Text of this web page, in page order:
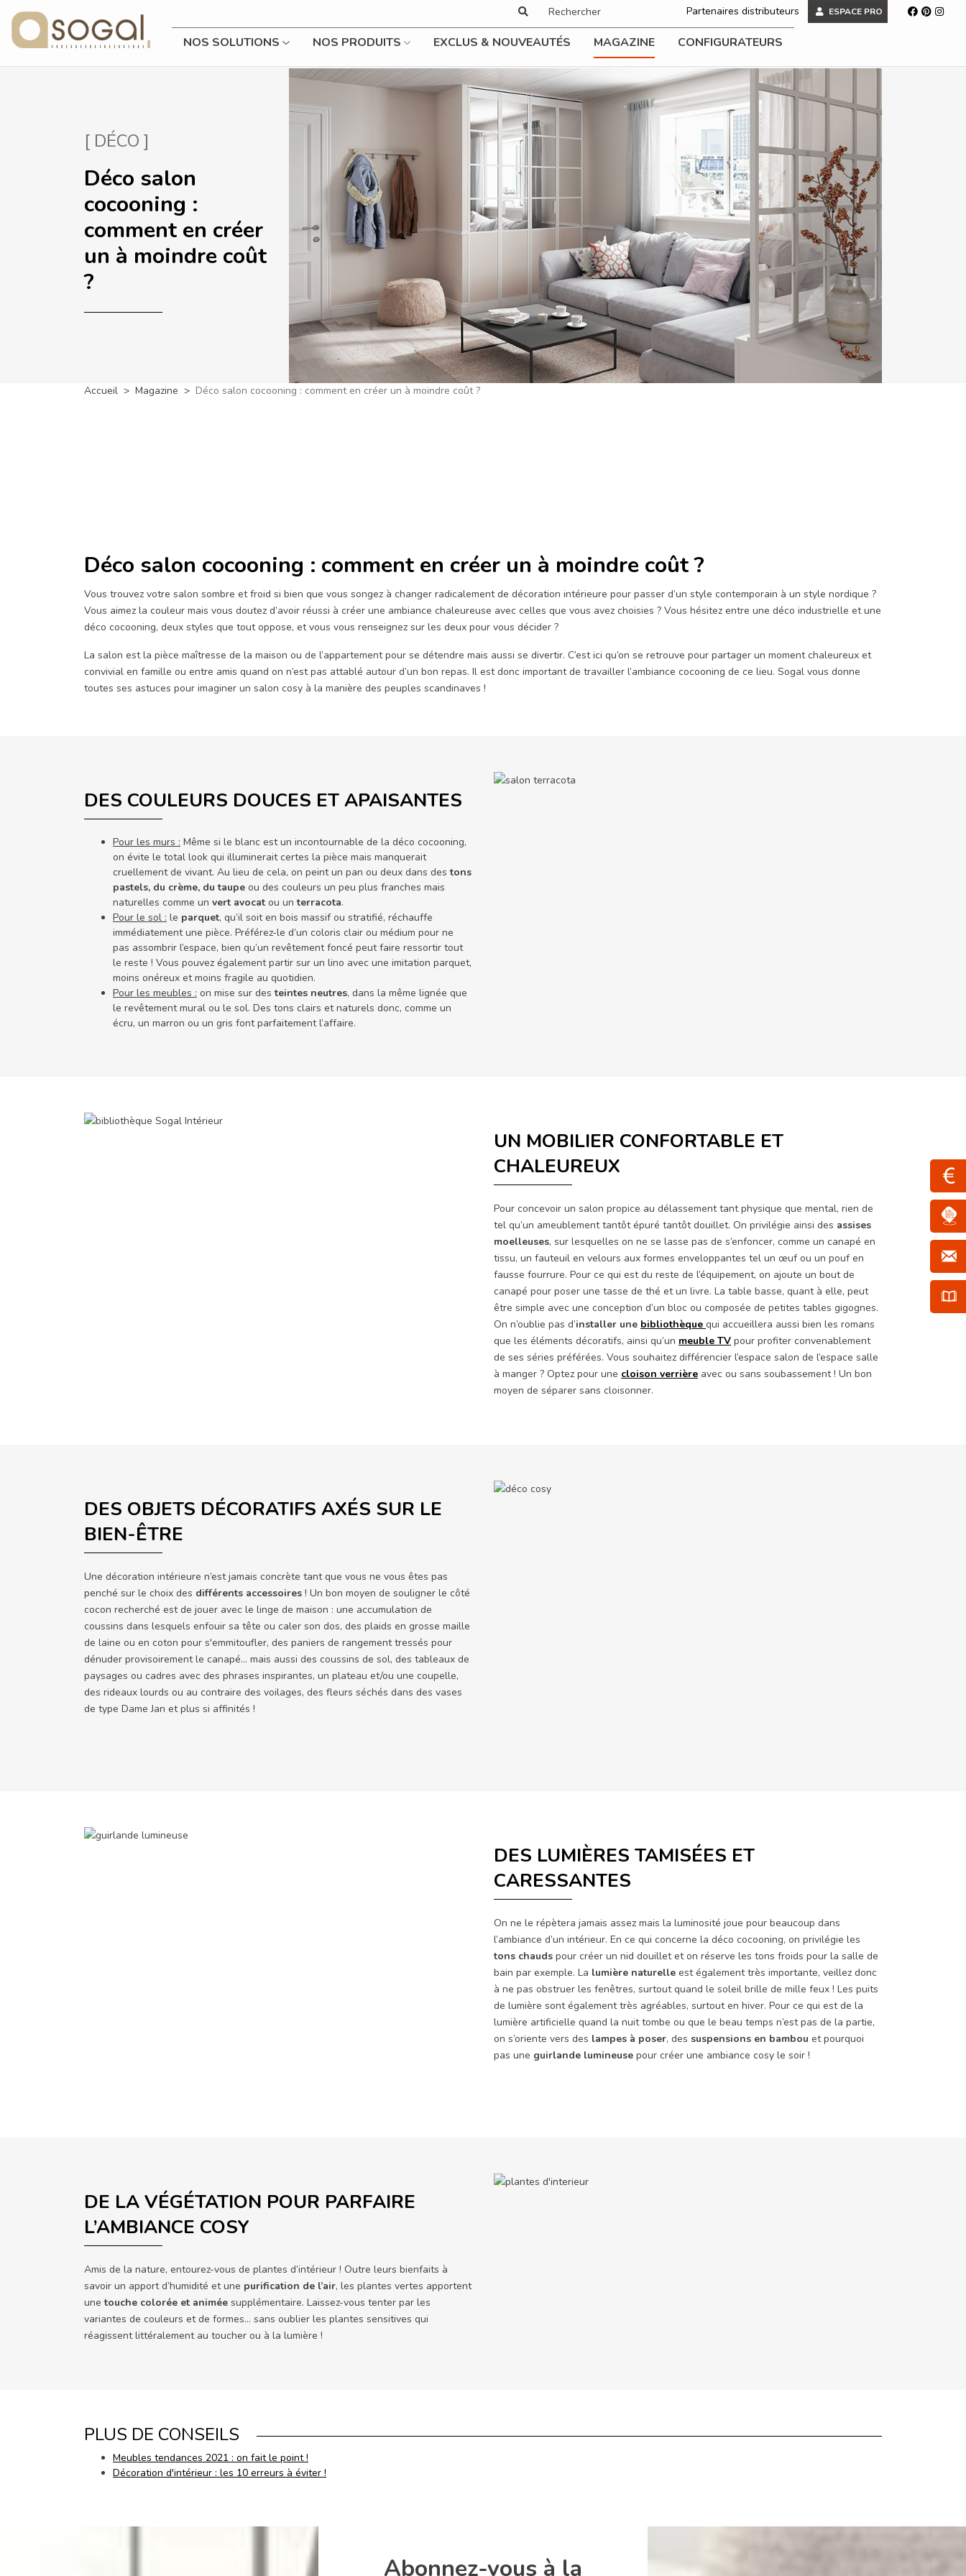
Partenaires distributeurs ESPACE PRO
NOS SOLUTIONS NOS PRODUITS EXCLUS & NOUVEAUTÉS MAGAZINE CONFIGURATEURS
[ DÉCO ]
Déco salon
cocooning :
comment en créer
un à moindre coût
?
Accueil Magazine Déco salon cocooning : comment en créer un à moindre coût ?
Déco salon cocooning : comment en créer un à moindre coût ?
Vous trouvez votre salon sombre et froid si bien que vous songez à changer radicalement de décoration intérieure pour passer d’un style contemporain à un style nordique ?
Vous aimez la couleur mais vous doutez d’avoir réussi à créer une ambiance chaleureuse avec celles que vous avez choisies ? Vous hésitez entre une déco industrielle et une
déco cocooning, deux styles que tout oppose, et vous vous renseignez sur les deux pour vous décider ?
La salon est la pièce maîtresse de la maison ou de l’appartement pour se détendre mais aussi se divertir. C’est ici qu’on se retrouve pour partager un moment chaleureux et
convivial en famille ou entre amis quand on n’est pas attablé autour d’un bon repas. Il est donc important de travailler l’ambiance cocooning de ce lieu. Sogal vous donne
toutes ses astuces pour imaginer un salon cosy à la manière des peuples scandinaves !
DES COULEURS DOUCES ET APAISANTES
Pour les murs : Même si le blanc est un incontournable de la déco cocooning,
on évite le total look qui illuminerait certes la pièce mais manquerait
cruellement de vivant. Au lieu de cela, on peint un pan ou deux dans destons
pastels, du crème, du taupe ou des couleurs un peu plus franches mais
naturelles comme un vert avocat ou un terracota.
Pour le sol : le parquet, qu’il soit en bois massif ou stratifié, réchauffe
immédiatement une pièce. Préférez-le d’un coloris clair ou médium pour ne
pas assombrir l’espace, bien qu’un revêtement foncé peut faire ressortir tout
le reste ! Vous pouvez également partir sur un lino avec une imitation parquet,
moins onéreux et moins fragile au quotidien.
Pour les meubles : on mise sur des teintes neutres, dans la même lignée que
le revêtement mural ou le sol. Des tons clairs et naturels donc, comme un
écru, un marron ou un gris font parfaitement l’affaire.
UN MOBILIER CONFORTABLE ET
CHALEUREUX
Pour concevoir un salon propice au délassement tant physique que mental, rien de
tel qu’un ameublement tantôt épuré tantôt douillet. On privilégie ainsi des assises
moelleuses, sur lesquelles on ne se lasse pas de s’enfoncer, comme un canapé en
tissu, un fauteuil en velours aux formes enveloppantes tel un œuf ou un pouf en
fausse fourrure. Pour ce qui est du reste de l’équipement, on ajoute un bout de
canapé pour poser une tasse de thé et un livre. La table basse, quant à elle, peut
être simple avec une conception d’un bloc ou composée de petites tables gigognes.
On n’oublie pas d’installer une bibliothèque qui accueillera aussi bien les romans
que les éléments décoratifs, ainsi qu’un meuble TV pour profiter convenablement
de ses séries préférées. Vous souhaitez différencier l’espace salon de l’espace salle
à manger ? Optez pour une cloison verrière avec ou sans soubassement ! Un bon
moyen de séparer sans cloisonner.
DES OBJETS DÉCORATIFS AXÉS SUR LE
BIEN-ÊTRE
Une décoration intérieure n’est jamais concrète tant que vous ne vous êtes pas
penché sur le choix des différents accessoires ! Un bon moyen de souligner le côté
cocon recherché est de jouer avec le linge de maison : une accumulation de
coussins dans lesquels enfouir sa tête ou caler son dos, des plaids en grosse maille
de laine ou en coton pour s'emmitoufler, des paniers de rangement tressés pour
dénuder provisoirement le canapé… mais aussi des coussins de sol, des tableaux de
paysages ou cadres avec des phrases inspirantes, un plateau et/ou une coupelle,
des rideaux lourds ou au contraire des voilages, des fleurs séchés dans des vases
de type Dame Jan et plus si affinités !
DES LUMIÈRES TAMISÉES ET
CARESSANTES
On ne le répètera jamais assez mais la luminosité joue pour beaucoup dans
l’ambiance d’un intérieur. En ce qui concerne la déco cocooning, on privilégie les
tons chauds pour créer un nid douillet et on réserve les tons froids pour la salle de
bain par exemple. La lumière naturelle est également très importante, veillez donc
à ne pas obstruer les fenêtres, surtout quand le soleil brille de mille feux ! Les puits
de lumière sont également très agréables, surtout en hiver. Pour ce qui est de la
lumière artificielle quand la nuit tombe ou que le beau temps n’est pas de la partie,
on s’oriente vers des lampes à poser, des suspensions en bambou et pourquoi
pas une guirlande lumineuse pour créer une ambiance cosy le soir !
DE LA VÉGÉTATION POUR PARFAIRE
L’AMBIANCE COSY
Amis de la nature, entourez-vous de plantes d’intérieur ! Outre leurs bienfaits à
savoir un apport d’humidité et une purification de l’air, les plantes vertes apportent
une touche colorée et animée supplémentaire. Laissez-vous tenter par les
variantes de couleurs et de formes… sans oublier les plantes sensitives qui
réagissent littéralement au toucher ou à la lumière !
PLUS DE CONSEILS
Meubles tendances 2021 : on fait le point !
Décoration d'intérieur : les 10 erreurs à éviter !
Abonnez-vous à la